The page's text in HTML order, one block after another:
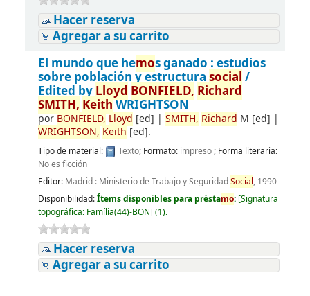
Hacer reserva
Agregar a su carrito
El mundo que hemos ganado : estudios
sobre población y estructura social /
Edited by Lloyd BONFIELD, Richard
SMITH, KeithWRIGHTSON
por BONFIELD, Lloyd [ed] | SMITH, Richard M [ed] |
WRIGHTSON, Keith [ed].
Tipo de material: Texto; Formato: impreso; Forma literaria:
No es ficción
Editor: Madrid : Ministerio de Trabajo y SeguridadSocial, 1990
Disponibilidad:Ítems disponibles para préstamo: [Signatura
topográfica: Família(44)-BON] (1).
Hacer reserva
Agregar a su carrito